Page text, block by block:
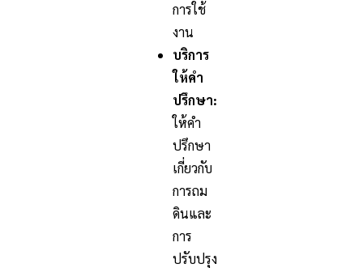
การใช้
งาน
บริการ
ให้คำ
ปรึกษา:
ให้คำ
ปรึกษา
เกี่ยวกับ
การถม
ดินและ
การ
ปรับปรุง